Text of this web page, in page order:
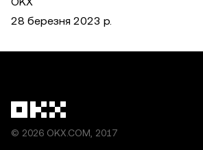
28 березня 2023 р.
© 2026 OKX.COM, 2017